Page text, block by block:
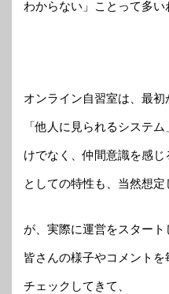
わからない」ことって多い
オンライン自習室は、最初
「他人に見られるシステ
けでなく、仲間意識を感じ
としての特性も、当然想定
が、実際に運営をスター
皆さんの様子やコメントを
チェックしてきて、